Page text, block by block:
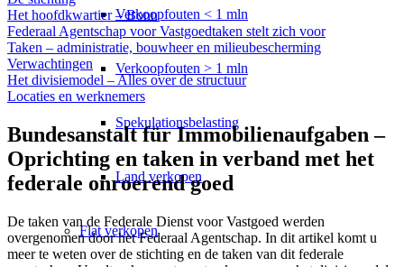
Verkoopfouten < 1 mln
Verkoopfouten > 1 mln
Spekulationsbelasting
Land verkopen
Flatverkopen
Het hoofdkwartier – Bonn
Federaal Agentschap voor Vastgoedtaken stelt zich voor
Taken – administratie, bouwheer en milieubescherming
Verwachtingen
Het divisiemodel – Alles over de structuur
Locaties en werknemers
Bundesanstalt für Immobilienaufgaben –
Oprichting en taken in verband met het
federale onroerend goed
De taken van de Federale Dienst voor Vastgoed werden
overgenomen door het Federaal Agentschap. In dit artikel komt u
meer te weten over de stichting en de taken van dit federale